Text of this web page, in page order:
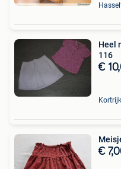
Heel
116
€
Kortrijk
€